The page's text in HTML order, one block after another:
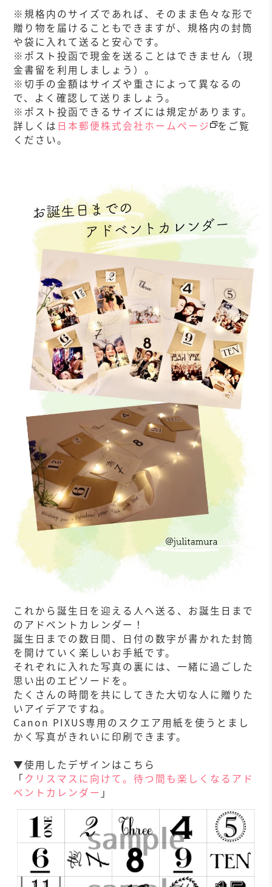
※規格内のサイズであれば、そのまま色々な形で
贈り物を届けることもできますが、規格内の封筒
や袋に入れて送ると安心です。
※ポスト投函で現金を送ることはできません（現
金書留を利用しましょう）。
※切手の金額はサイズや重さによって異なるの
で、よく確認して送りましょう。
※ポスト投函できるサイズには規定があります。
詳しくは 日本郵便株式会社ホームページ をご覧
ください。
これから誕生日を迎える人へ送る、お誕生日まで
のアドベントカレンダー！
誕生日までの数日間、日付の数字が書かれた封筒
を開けていく楽しいお手紙です。
それぞれに入れた写真の裏には、一緒に過ごした
思い出のエピソードを。
たくさんの時間を共にしてきた大切な人に贈りた
いアイデアですね。
Canon PIXUS専用のスクエア用紙を使うとまし
かく写真がきれいに印刷できます。
▼使用したデザインはこちら
「クリスマスに向けて。待つ間も楽しくなるアド
ベントカレンダー 」